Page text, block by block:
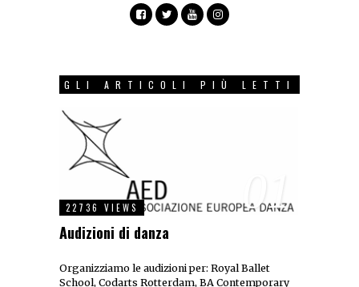
GLI ARTICOLI PIÙ LETTI
01
22736 VIEWS
Audizioni di danza
Organizziamo le audizioni per: Royal Ballet
School, Codarts Rotterdam, BA Contemporary